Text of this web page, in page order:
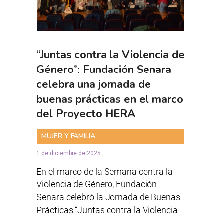
“Juntas contra la Violencia de
Género”: Fundación Senara
celebra una jornada de
buenas prácticas en el marco
del Proyecto HERA
MUJER Y FAMILIA
1 de diciembre de 2025
En el marco de la Semana contra la
Violencia de Género, Fundación
Senara celebró la Jornada de Buenas
Prácticas “Juntas contra la Violencia